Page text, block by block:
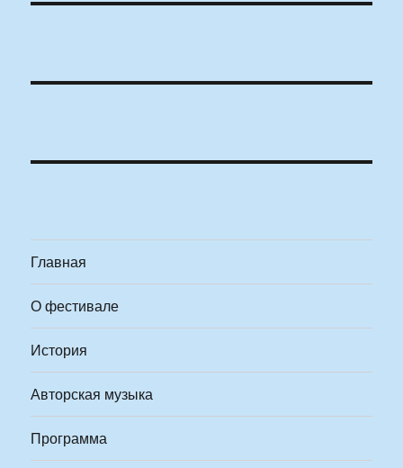
Главная
О фестивале
История
Авторская музыка
Программа